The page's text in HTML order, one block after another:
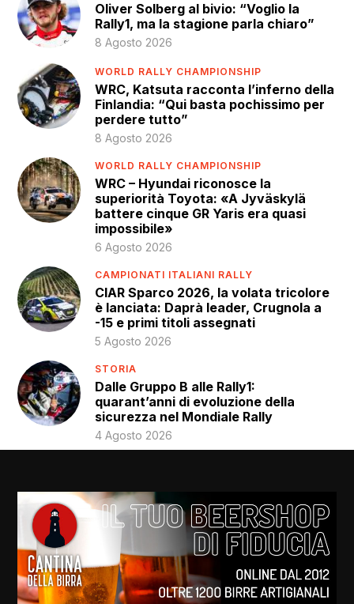
Oliver Solberg al bivio: “Voglio la
Rally1, ma la stagione parla chiaro”
8 Agosto 2026
WORLD RALLY CHAMPIONSHIP
WRC, Katsuta racconta l’inferno della
Finlandia: “Qui basta pochissimo per
perdere tutto”
8 Agosto 2026
WORLD RALLY CHAMPIONSHIP
WRC – Hyundai riconosce la
superiorità Toyota: «A Jyväskylä
battere cinque GR Yaris era quasi
impossibile»
6 Agosto 2026
CAMPIONATI ITALIANI RALLY
CIAR Sparco 2026, la volata tricolore
è lanciata: Daprà leader, Crugnola a
-15 e primi titoli assegnati
5 Agosto 2026
STORIA
Dalle Gruppo B alle Rally1:
quarant’anni di evoluzione della
sicurezza nel Mondiale Rally
4 Agosto 2026